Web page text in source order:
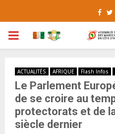
PRIMARY
ACTUALITÉS AFRIQUE Flash Infos
Le Parlement
de se croire au
protectorats et de
siècle dernier